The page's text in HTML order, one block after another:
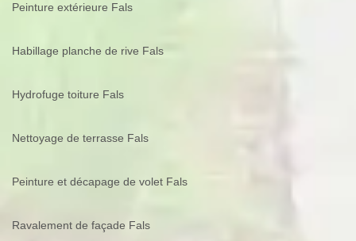
Peinture extérieure Fals
Habillage planche de rive Fals
Hydrofuge toiture Fals
Nettoyage de terrasse Fals
Peinture et décapage de volet Fals
Ravalement de façade Fals